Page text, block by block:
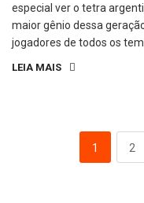
especial ver o tetra
maior gênio dessa
jogadores de todos os
LEIA MAIS
1 2